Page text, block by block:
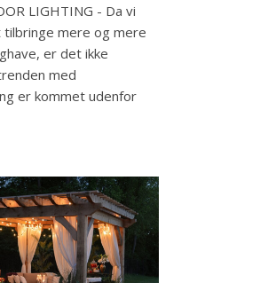
LIGHTING - Da vi
tilbringe mere og mere
er det ikke
med
er kommet udenfor